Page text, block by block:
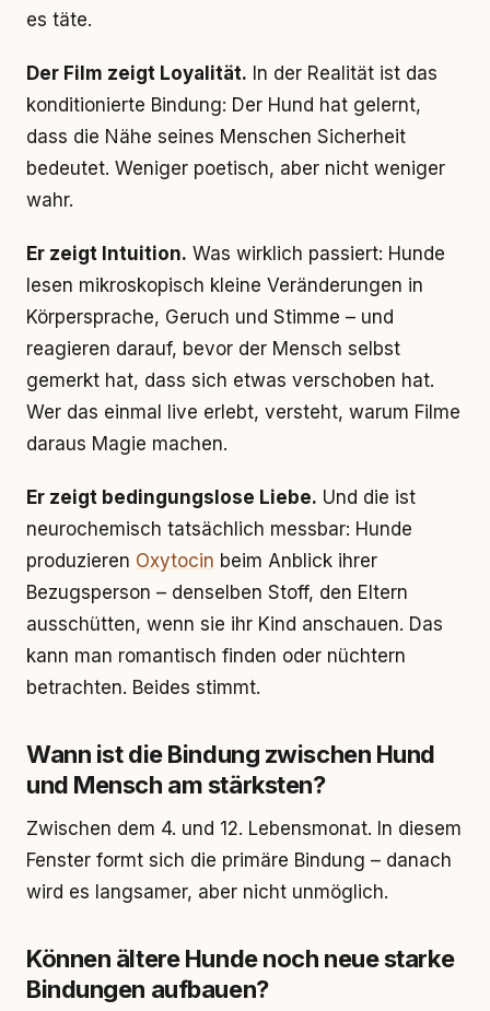
es täte.
Der Film zeigt Loyalität. In der Realität ist das
konditionierte Bindung: Der Hund hat gelernt,
dass die Nähe seines Menschen Sicherheit
bedeutet. Weniger poetisch, aber nicht weniger
wahr.
Er zeigt Intuition. Was wirklich passiert: Hunde
lesen mikroskopisch kleine Veränderungen in
Körpersprache, Geruch und Stimme – und
reagieren darauf, bevor der Mensch selbst
gemerkt hat, dass sich etwas verschoben hat.
Wer das einmal live erlebt, versteht, warum Filme
daraus Magie machen.
Er zeigt bedingungslose Liebe. Und die ist
neurochemisch tatsächlich messbar: Hunde
produzieren Oxytocin beim Anblick ihrer
Bezugsperson – denselben Stoff, den Eltern
ausschütten, wenn sie ihr Kind anschauen. Das
kann man romantisch finden oder nüchtern
betrachten. Beides stimmt.
Wann ist die Bindung zwischen Hund
und Mensch am stärksten?
Zwischen dem 4. und 12. Lebensmonat. In diesem
Fenster formt sich die primäre Bindung – danach
wird es langsamer, aber nicht unmöglich.
Können ältere Hunde noch neue starke
Bindungen aufbauen?